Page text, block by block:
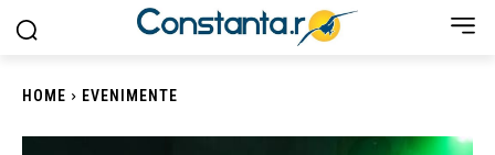
HOME EVENIMENTE